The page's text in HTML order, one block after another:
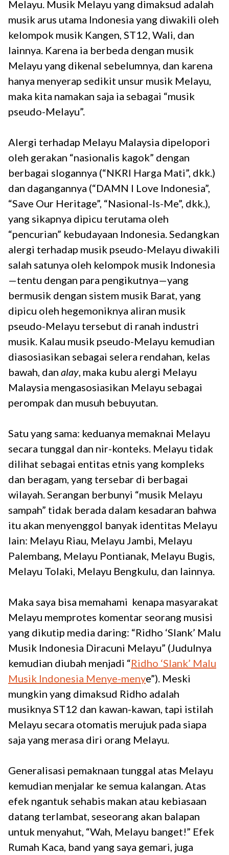
Melayu. Musik Melayu yang dimaksud adalah
musik arus utama Indonesia yang diwakili oleh
kelompok musik Kangen, ST12, Wali, dan
lainnya. Karena ia berbeda dengan musik
Melayu yang dikenal sebelumnya, dan karena
hanya menyerap sedikit unsur musik Melayu,
maka kita namakan saja ia sebagai “musik
pseudo-Melayu”.
Alergi terhadap Melayu Malaysia dipelopori
oleh gerakan “nasionalis kagok” dengan
berbagai slogannya (“NKRI Harga Mati”, dkk.)
dan dagangannya (“DAMN I Love Indonesia”,
“Save Our Heritage”, “Nasional-Is-Me”, dkk.),
yang sikapnya dipicu terutama oleh
“pencurian” kebudayaan Indonesia. Sedangkan
alergi terhadap musik pseudo-Melayu diwakili
salah satunya oleh kelompok musik Indonesia
—tentu dengan para pengikutnya—yang
bermusik dengan sistem musik Barat, yang
dipicu oleh hegemoniknya aliran musik
pseudo-Melayu tersebut di ranah industri
musik. Kalau musik pseudo-Melayu kemudian
diasosiasikan sebagai selera rendahan, kelas
bawah, dan alay, maka kubu alergi Melayu
Malaysia mengasosiasikan Melayu sebagai
perompak dan musuh bebuyutan.
Satu yang sama: keduanya memaknai Melayu
secara tunggal dan nir-konteks. Melayu tidak
dilihat sebagai entitas etnis yang kompleks
dan beragam, yang tersebar di berbagai
wilayah. Serangan berbunyi “musik Melayu
sampah” tidak berada dalam kesadaran bahwa
itu akan menyenggol banyak identitas Melayu
lain: Melayu Riau, Melayu Jambi, Melayu
Palembang, Melayu Pontianak, Melayu Bugis,
Melayu Tolaki, Melayu Bengkulu, dan lainnya.
Maka saya bisa memahami kenapa masyarakat
Melayu memprotes komentar seorang musisi
yang dikutip media daring: “Ridho ‘Slank’ Malu
Musik Indonesia Diracuni Melayu” (Judulnya
kemudian diubah menjadi “Ridho ‘Slank’ Malu
Musik Indonesia Menye-menye”). Meski
mungkin yang dimaksud Ridho adalah
musiknya ST12 dan kawan-kawan, tapi istilah
Melayu secara otomatis merujuk pada siapa
saja yang merasa diri orang Melayu.
Generalisasi pemaknaan tunggal atas Melayu
kemudian menjalar ke semua kalangan. Atas
efek ngantuk sehabis makan atau kebiasaan
datang terlambat, seseorang akan balapan
untuk menyahut, “Wah, Melayu banget!” Efek
Rumah Kaca, band yang saya gemari, juga